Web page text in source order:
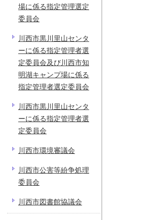
場に係る指定管理選定
委員会
川西市黒川里山センタ
ーに係る指定管理者選
定委員会及び川西市知
明湖キャンプ場に係る
指定管理者選定委員会
川西市黒川里山センタ
ーに係る指定管理者選
定委員会
川西市環境審議会
川西市公害等紛争処理
委員会
川西市図書館協議会